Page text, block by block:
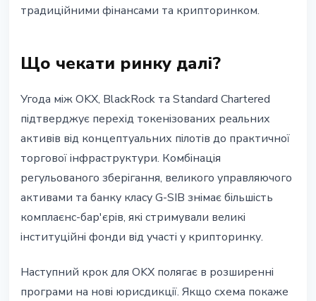
традиційними фінансами та крипторинком.
Що чекати ринку далі?
Угода між OKX, BlackRock та Standard Chartered
підтверджує перехід токенізованих реальних
активів від концептуальних пілотів до практичної
торгової інфраструктури. Комбінація
регульованого зберігання, великого управляючого
активами та банку класу G-SIB знімає більшість
комплаєнс-бар'єрів, які стримували великі
інституційні фонди від участі у крипторинку.
Наступний крок для OKX полягає в розширенні
програми на нові юрисдикції. Якщо схема покаже